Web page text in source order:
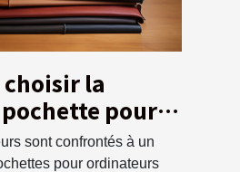
la
pour
?
sont confrontés à un
pour ordinateurs